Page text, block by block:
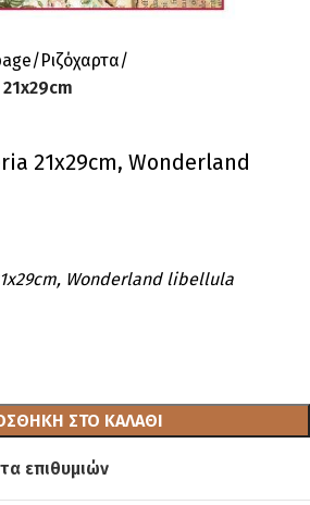
Ριζόχαρτα
21x29cm, Wonderland
Wonderland libellula
ΣΤΟ ΚΑΛΆΘΙ
επιθυμιών